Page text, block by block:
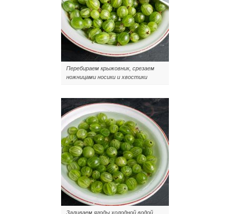
Перебираем крыжовник, срезаем
ножницами носики и хвостики
Заливаем ягоды холодной водой,